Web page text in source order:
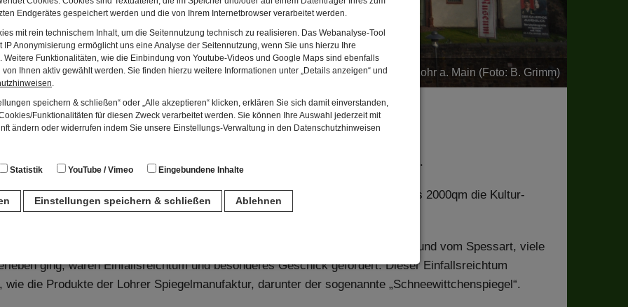
Endgerätes gespeichert werden und die von Ihrem Internetbrowser verarbeitet werden.
mit rein technischem Inhalt, um die Seitennutzung technisch zu realisieren. Das Webanalyse-Tool
IP Anonymisierung ermöglicht uns eine Analyse der Seitennutzung, wenn Sie uns hierzu Ihre
Weitere Funktionalitäten, wie die Einbindung von Youtube-Videos und Google Maps sind ebenfalls
Ihnen aktiv gewählt werden. Sie finden hierzu weitere Informationen unter „Details anzeigen“ und
speichern & schließen“ oder „Alle akzeptieren“ klicken, erklären Sie sich damit einverstanden,
Funktionalitäten für diesen Zweck verarbeitet werden. Sie können Ihre Auswahl jederzeit mit
ändern oder widerrufen indem Sie unsere Einstellungs-Verwaltung in den Datenschutzhinweisen
Statistik YouTube / Vimeo Eingebundene Inhalte
Einstellungen speichern & schließen Ablehnen
eine anonyme Session-ID wird hinterlegt.
Das Schloss zu Lohr a. Main (Foto: B. Grimm)
und Geschichten: Das Spessartmuseum im Schloss zu Lohr am Main.
und der Kurfürsten von Mainz präsentiert das Spessartmuseum auf mehr als 2000qm die Kultur-
unter dem Motto „Mensch und Wald“.
Fabrikanten, Handwerker, Waldarbeiter und Räuber – sie alle lebten im und vom Spessart, viele
ging, waren Einfallsreichtum und besonderes Geschick gefordert. Dieser Einfallsreichtum
die Produkte der Lohrer Spiegelmanufaktur, darunter der sogenannte „Schneewittchenspiegel“.